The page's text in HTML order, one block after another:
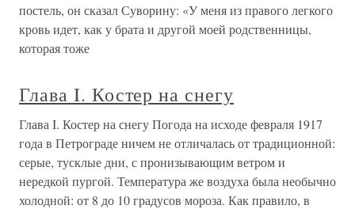
постель, он сказал Суворину: «У меня из правого легкого
кровь идет, как у брата и другой моей родственницы,
которая тоже
Глава I. Костер на снегу
Глава I. Костер на снегу Погода на исходе февраля 1917
года в Петрограде ничем не отличалась от традиционной:
серые, тусклые дни, с пронизывающим ветром и
нередкой пургой. Температура же воздуха была необычно
холодной: от 8 до 10 градусов мороза. Как правило, в